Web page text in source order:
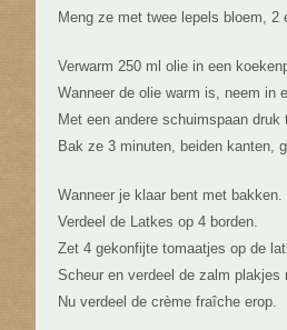
Meng ze met twee lepels bloem,
Verwarm 250 ml olie in een
Wanneer de olie warm is, neem in
Met een andere schuimspaan
Bak ze 3 minuten, beiden kanten,
Wanneer je klaar bent met bakken.
Verdeel de Latkes op 4 borden.
Zet 4 gekonfijte tomaatjes op de
Scheur en verdeel de zalm plakjes
Nu verdeel de crème fraîche erop.